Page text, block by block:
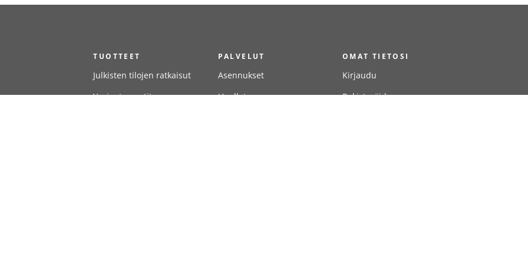
TUOTTEET
Julkisten tilojen ratkaisut
Vesiautomaatit
PALVELUT
Asennukset
Huollot
OMAT TIETOSI
Kirjaudu
Rekisteröidy